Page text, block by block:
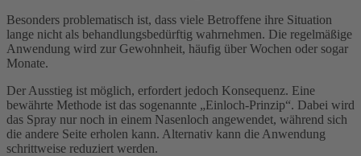
Besonders problematisch ist, dass viele Betroffene ihre Situation
lange nicht als behandlungsbedürftig wahrnehmen. Die regelmäßige
Anwendung wird zur Gewohnheit, häufig über Wochen oder sogar
Monate.
Der Ausstieg ist möglich, erfordert jedoch Konsequenz. Eine
bewährte Methode ist das sogenannte „Einloch-Prinzip“. Dabei wird
das Spray nur noch in einem Nasenloch angewendet, während sich
die andere Seite erholen kann. Alternativ kann die Anwendung
schrittweise reduziert werden.